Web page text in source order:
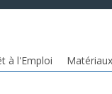
à l'Emploi